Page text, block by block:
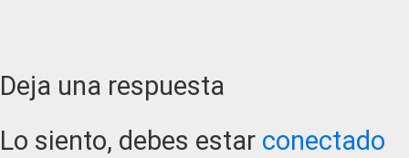
Reader
Interactions
Deja una respuesta
Lo siento, debes estar conectado